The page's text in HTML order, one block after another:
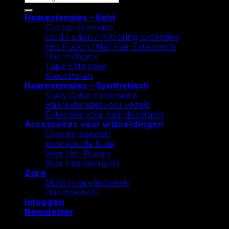
Haarextensies – Echt
Clip op extensies
Cold Fusion / Microring Extensies
Hot Fusion / Nail Hair Extensions
Haarinslagen
Tape Extensies
Kleurstalen
Haarextensies – Synthetisch
Crazy Color Extensions
Haarextensies voor vezels
Extensies voor paardenstaart
Accessoires voor uitbreidingen
Clips en banden
Voor koude fusie
Voor Hot Fusion
Voor haarreiniging
Zorg
BLAX Haarelastieken
Haarborstels
Inloggen
Newsletter